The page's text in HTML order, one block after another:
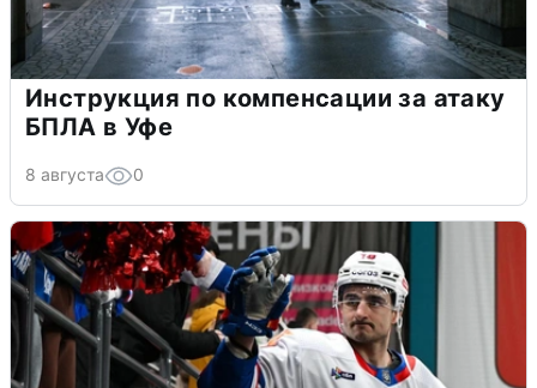
Инструкция по компенсации за атаку
БПЛА в Уфе
8 августа 0